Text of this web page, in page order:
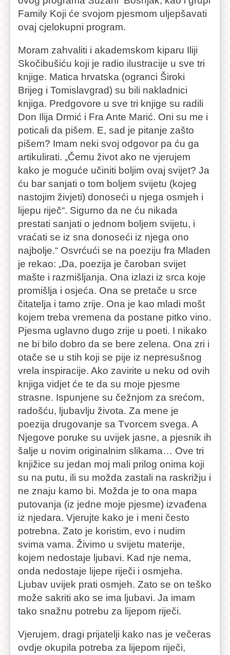
Family Koji će svojom pjesmom uljepšavati
ovaj cjelokupni program.
Moram zahvaliti i akademskom kiparu Iliji
Skočibušiću koji je radio ilustracije u sve tri
knjige. Matica hrvatska (ogranci Široki
Brijeg i Tomislavgrad) su bili nakladnici
knjiga. Predgovore u sve tri knjige su radili
Don Ilija Drmić i Fra Ante Marić. Oni su me i
poticali da pišem. E, sad je pitanje zašto
pišem? Imam neki svoj odgovor pa ću ga
artikulirati. „Čemu život ako ne vjerujem
kako je moguće učiniti boljim ovaj svijet? Ja
ću bar sanjati o tom boljem svijetu (kojeg
nastojim živjeti) donoseći u njega osmjeh i
lijepu riječ“. Sigurno da ne ću nikada
prestati sanjati o jednom boljem svijetu, i
vraćati se iz sna donoseći iz njega ono
najbolje.“ Osvrćući se na poeziju fra Mladen
je rekao: „Da, poezija je čaroban svijet
mašte i razmišljanja. Ona izlazi iz srca koje
promišlja i osjeća. Ona se pretače u srce
čitatelja i tamo zrije. Ona je kao mladi mošt
kojem treba vremena da postane pitko vino.
Pjesma uglavno dugo zrije u poeti. I nikako
ne bi bilo dobro da se bere zelena. Ona zri i
otače se u stih koji se pije iz nepresušnog
vrela inspiracije. Ako zavirite u neku od ovih
knjiga vidjet će te da su moje pjesme
strasne. Ispunjene su čežnjom za srećom,
radošću, ljubavlju života. Za mene je
poezija drugovanje sa Tvorcem svega. A
Njegove poruke su uvijek jasne, a pjesnik ih
šalje u novim originalnim slikama… Ove tri
knjižice su jedan moj mali prilog onima koji
su na putu, ili su možda zastali na raskrižju i
ne znaju kamo bi. Možda je to ona mapa
putovanja (iz jedne moje pjesme) izvađena
iz njedara. Vjerujte kako je i meni često
potrebna. Zato je koristim, evo i nudim
svima vama. Živimo u svijetu materije,
kojem nedostaje ljubavi. Kad nje nema,
onda nedostaje lijepe riječi i osmjeha.
Ljubav uvijek prati osmjeh. Zato se on teško
može sakriti ako se ima ljubavi. Ja imam
tako snažnu potrebu za lijepom riječi.
Vjerujem, dragi prijatelji kako nas je večeras
ovdje okupila potreba za lijepom riječi,